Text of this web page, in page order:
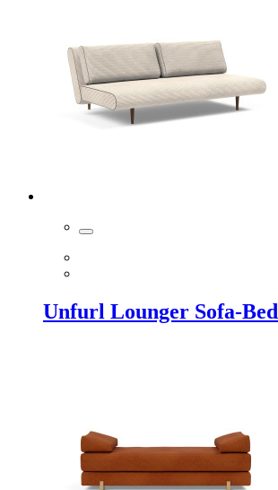
Unfurl Lounger Sofa-Bed